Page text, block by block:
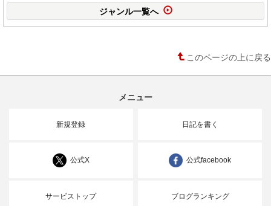
ジャンル一覧へ
このページの上に戻る
メニュー
新規登録 日記を書く
公式X 公式facebook
サービストップ ブログランキング